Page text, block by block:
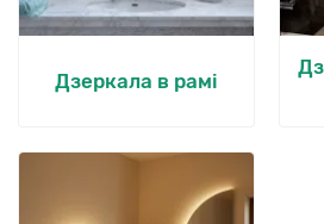
Дзеркала в рамі